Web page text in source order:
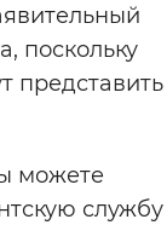
поскольку
представить
можете
службу